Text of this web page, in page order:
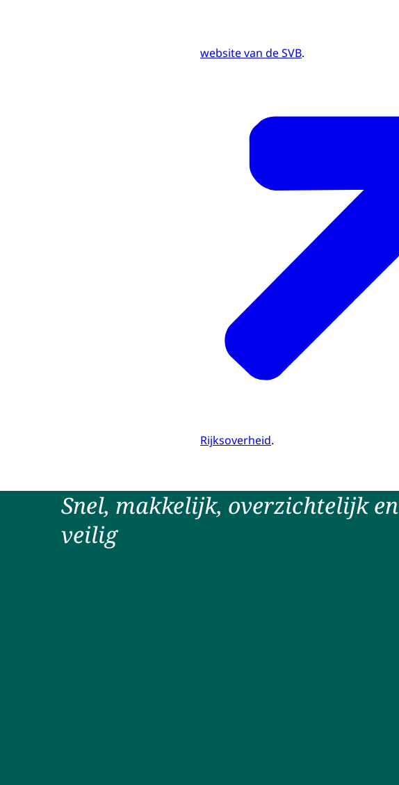
website van de SVB.
Rijksoverheid.
Snel, makkelijk, overzichtelijk en
veilig